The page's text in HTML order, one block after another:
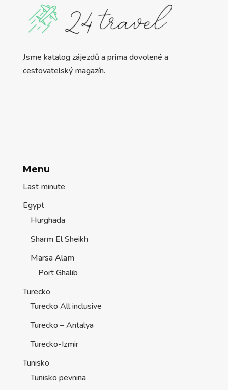
Jsme katalog zájezdů a prima dovolené a
cestovatelský magazín.
Menu
Last minute
Egypt
Hurghada
Sharm El Sheikh
Marsa Alam
Port Ghalib
Turecko
Turecko All inclusive
Turecko – Antalya
Turecko-Izmir
Tunisko
Tunisko pevnina